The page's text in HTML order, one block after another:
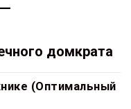
домкрата
(Оптимальный